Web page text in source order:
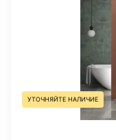
УТОЧНЯЙТЕ НАЛИЧИЕ